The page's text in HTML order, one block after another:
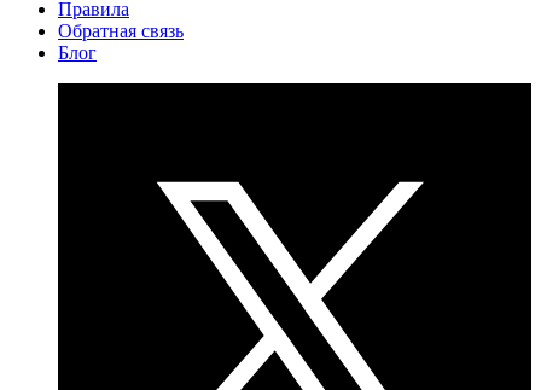
Правила
Обратная связь
Блог